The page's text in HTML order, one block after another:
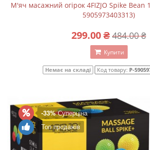
М'яч масажний огірок 4FIZJO Spike Bean
5905973403313)
299.00 ₴ 484.00 ₴
Купити
Немає на складі Код товару: P-
-33%Суперціна
Топ продажів